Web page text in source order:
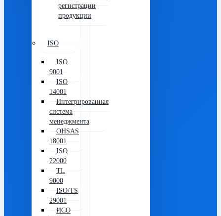
регистрации
продукции
ISO
ISO
9001
ISO
14001
Интегрированная
система
менеджмента
OHSAS
18001
ISO
22000
TL
9000
ISO/TS
29001
ИСО